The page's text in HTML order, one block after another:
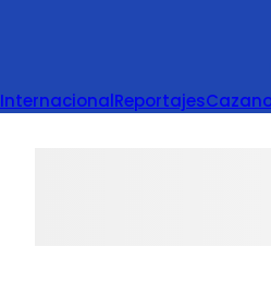
InternacionalReportajes